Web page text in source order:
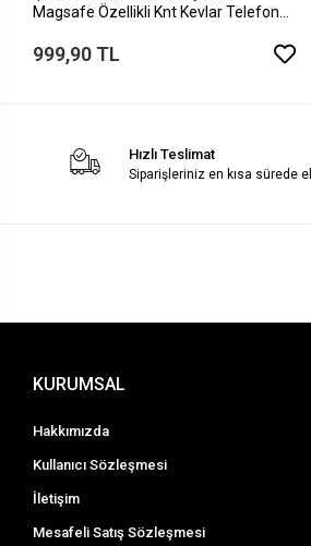
Magsafe Özellikli Knt Kevlar Telefon
999,90 TL
Hızlı Teslimat
Siparişleriniz en kısa sürede
KURUMSAL
Hakkımızda
Kullanıcı Sözleşmesi
İletişim
Mesafeli Satış Sözleşmesi